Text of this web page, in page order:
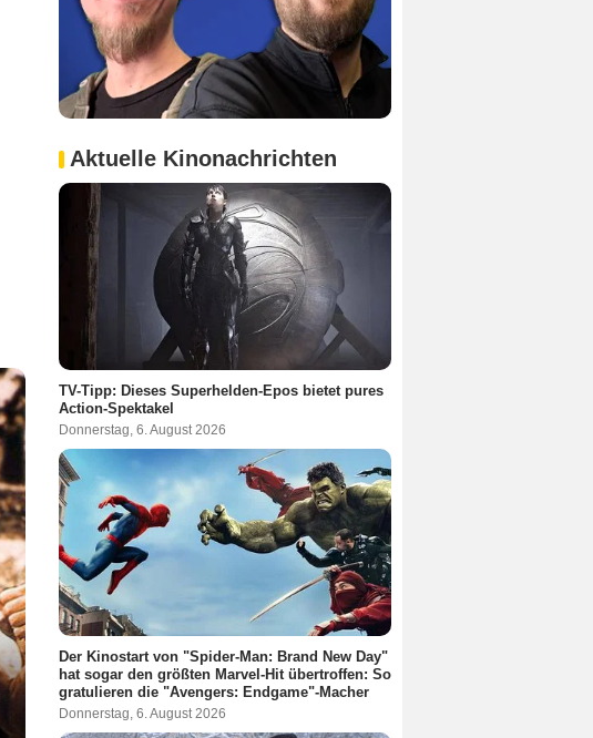
Aktuelle Kinonachrichten
TV-Tipp: Dieses Superhelden-Epos bietet pures
Action-Spektakel
Donnerstag, 6. August 2026
Der Kinostart von "Spider-Man: Brand New Day"
hat sogar den größten Marvel-Hit übertroffen: So
gratulieren die "Avengers: Endgame"-Macher
Donnerstag, 6. August 2026